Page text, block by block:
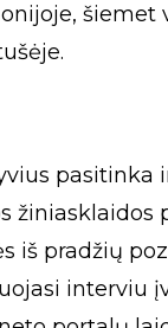
šiemet
pasitinka
žiniasklaidos
iš pradžių
interviu